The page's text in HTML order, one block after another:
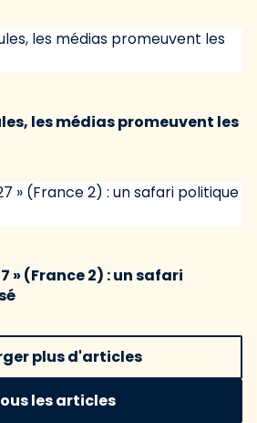
les médias promeuvent les
» (France 2) : un safari
plus d'articles
les articles